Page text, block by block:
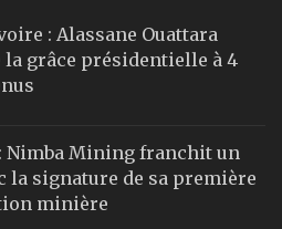
: Alassane Ouattara
la grâce présidentielle à 4
Nimba Mining franchit un
la signature de sa première
minière